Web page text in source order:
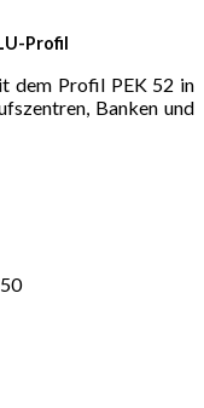
Profil
dem Profil PEK 52 in
Banken und